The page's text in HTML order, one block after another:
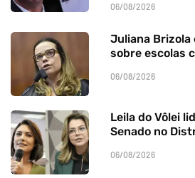
06/08/2026
Juliana Brizola
sobre escolas
06/08/2026
Leila do Vôlei
Senado no
06/08/2026